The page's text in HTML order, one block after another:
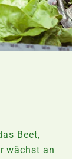
Beet,
wächst an